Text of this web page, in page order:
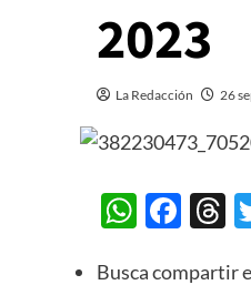
2023
La Redacción 26
Busca compartir